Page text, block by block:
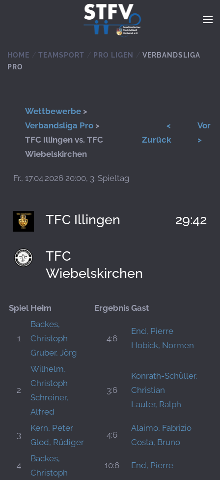
Zum Hauptinhalt springen
HOME TEAMSPORT PRO LIGEN
VERBANDSLIGA
PRO
Wettbewerbe >
Verbandsliga Pro >
TFC Illingen vs. TFC
Wiebelskirchen
<
Zurück
Vor
>
Fr., 17.04.2026 20:00, 3. Spieltag
TFC Illingen 29:42
TFC
Wiebelskirchen
Spiel Heim Ergebnis Gast
1
Backes,
Christoph
Gruber, Jörg
4:6
End, Pierre
Hobick, Normen
2
Wilhelm,
Christoph
Schreiner,
Alfred
3:6
Konrath-Schüller,
Christian
Lauter, Ralph
3
Kern, Peter
Glod, Rüdiger
4:6
Alaimo, Fabrizio
Costa, Bruno
4
Backes,
Christoph
10:6 End, Pierre